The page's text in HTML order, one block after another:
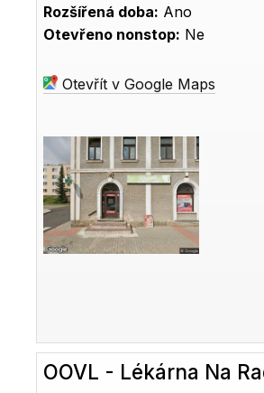
Rozšířená doba: Ano
Otevřeno nonstop: Ne
Otevřít v Google Maps
OOVL - Lékárna Na